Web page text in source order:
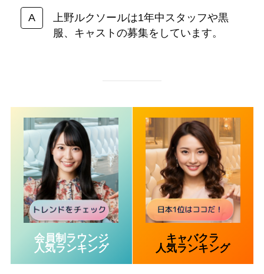
上野ルクソールは1年中スタッフや黒
服、キャストの募集をしています。
会員制ラウンジ
人気ランキング
キャバクラ
人気ランキング